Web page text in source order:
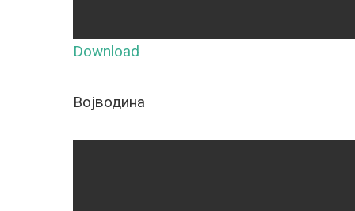
Download
Војводина